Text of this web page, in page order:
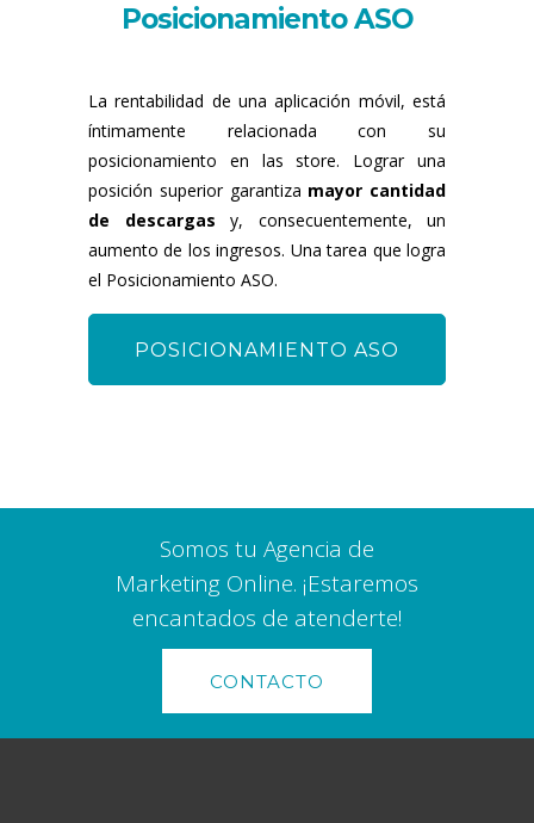
Posicionamiento ASO
La rentabilidad de una aplicación móvil, está
íntimamente relacionada con su
posicionamiento en las store. Lograr una
posición superior garantiza mayor cantidad
de descargas y, consecuentemente, un
aumento de los ingresos. Una tarea que logra
el Posicionamiento ASO.
POSICIONAMIENTO ASO
Somos tu Agencia de
Marketing Online. ¡Estaremos
encantados de atenderte!
CONTACTO